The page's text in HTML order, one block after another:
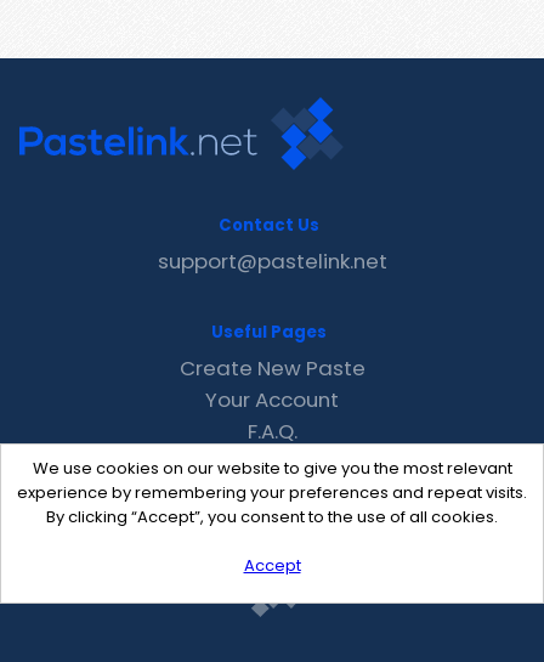
We use cookies on our website to give you the most relevant
experience by remembering your preferences and repeat visits.
By clicking “Accept”, you consent to the use of all cookies.
Accept
Contact Us
support@pastelink.net
Useful Pages
Create New Paste
Your Account
F.A.Q.
Recent
Contact